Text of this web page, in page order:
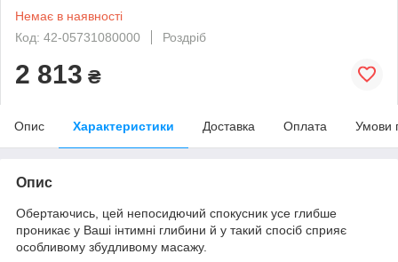
Немає в наявності
Код: 42-05731080000
Роздріб
2 813 ₴
Опис Характеристики Доставка Оплата Умови
Опис
Обертаючись, цей непосидючий спокусник усе глибше
проникає у Ваші інтимні глибини й у такий спосіб сприяє
особливому збудливому масажу.